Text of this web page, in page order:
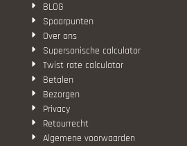
BLOG
Spaarpunten
Over ons
Supersonische calculator
Twist rate calculator
Betalen
Bezorgen
Privacy
Retourrecht
Algemene voorwaarden